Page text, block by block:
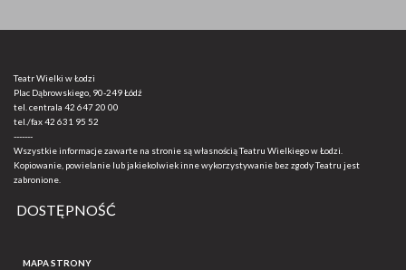
Teatr Wielki w Łodzi
Plac Dąbrowskiego, 90-249 Łódź
tel. centrala 42 647 20 00
tel./fax42 631 95 52
-------
Wszystkie informacje zawarte na stronie są własnością Teatru Wielkiego w Łodzi.
Kopiowanie, powielanie lub jakiekolwiek inne wykorzystywanie bez zgody Teatru jest
zabronione.
DOSTĘPNOŚĆ
MAPA STRONY